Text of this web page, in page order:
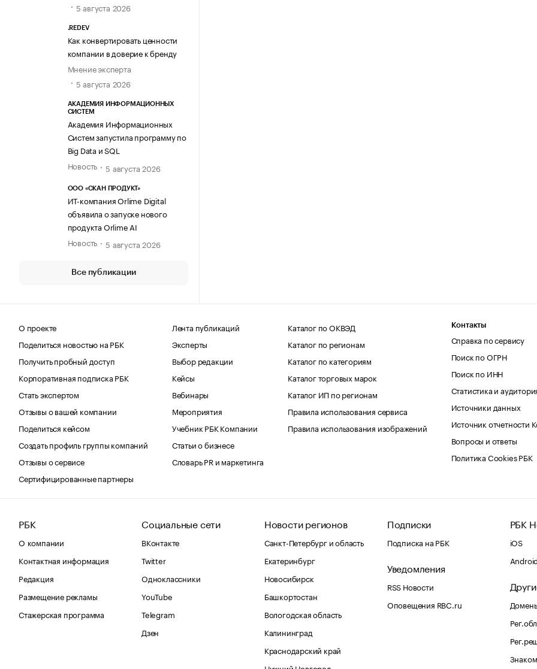
5 августа 2026
.REDEV
Как конвертировать ценности
компании в доверие к бренду
Мнение эксперта
5 августа 2026
АКАДЕМИЯ ИНФОРМАЦИОННЫХ
СИСТЕМ
Академия Информационных
Систем запустила программу по
Big Data и SQL
Новость
5 августа 2026
ООО «СКАН ПРОДУКТ»
ИТ-компания Orlime Digital
объявила о запуске нового
продукта Orlime AI
Новость
5 августа 2026
Все публикации
О проекте
Поделиться новостью на РБК
Получить пробный доступ
Корпоративная подписка РБК
Стать экспертом
Отзывы о вашей компании
Поделиться кейсом
Создать профиль группы компаний
Отзывы о сервисе
Сертифицированные партнеры
Лента публикаций
Эксперты
Выбор редакции
Кейсы
Вебинары
Мероприятия
Учебник РБК Компании
Статьи о бизнесе
Словарь PR и маркетинга
Каталог по ОКВЭД
Каталог по регионам
Каталог по категориям
Каталог торговых марок
Каталог ИП по регионам
Правила использования сервиса
Правила использования изображений
Контакты
Справка по сервису
Поиск по ОГРН
Поиск по ИНН
Статистика и
Источники данных
Источник отчетности
Вопросы и ответы
Политика Cookies РБК
РБК
О компании
Контактная информация
Редакция
Размещение рекламы
Стажерская программа
Социальные сети
ВКонтакте
Twitter
Одноклассники
YouTube
Telegram
Дзен
Новости регионов
Санкт-Петербург и область
Екатеринбург
Новосибирск
Башкортостан
Вологодская область
Калининград
Краснодарский край
Подписки
Подписка на РБК
Уведомления
RSS Новости
Оповещения RBC.ru
РБК
iOS